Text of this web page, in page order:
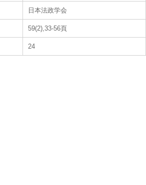
日本法政学会
59(2),33-56頁
24